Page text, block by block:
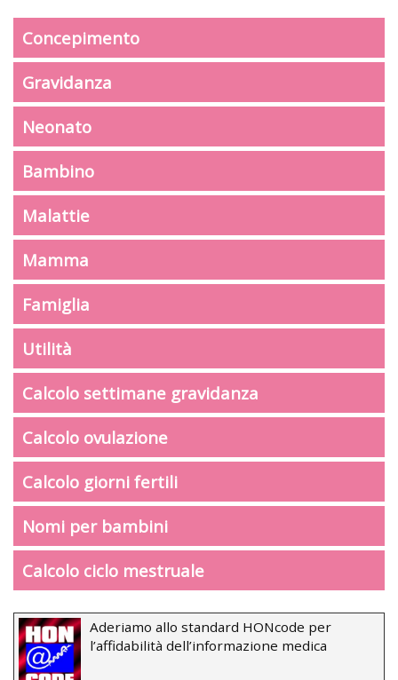
Concepimento
Gravidanza
Neonato
Bambino
Malattie
Mamma
Famiglia
Utilità
Calcolo settimane gravidanza
Calcolo ovulazione
Calcolo giorni fertili
Nomi per bambini
Calcolo ciclo mestruale
Aderiamo allo standard HONcode per
l’affidabilità dell’informazione medica